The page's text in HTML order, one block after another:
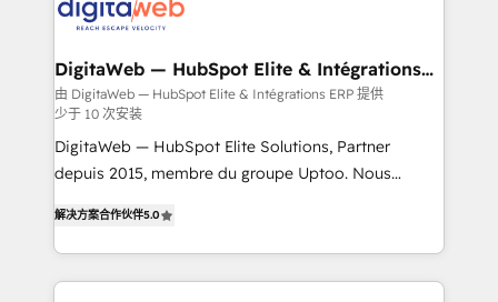
tailored to your GTM motion. 🔹 Migrations: Move
downtime. 🔹 RevOps Strategy: Align teams,
processes, and data to drive revenue efficiency. 🔹
Integrations: Connect HubSpot with your tech stack
for better adoption. 🔹 Custom Solutions: Build
tailored apps, workflows, and configurations. We are
our commitment to data security and compliance. At
OneMetric, we help revenue teams focus on the
OneMetric that matters most: revenue.
DigitaWeb — HubSpot Elite & Intégrations
ERP
由 DigitaWeb — HubSpot Elite & Intégrations ERP 提供
少于 10 次安装
DigitaWeb — HubSpot Elite Solutions, Partner
depuis 2015, membre du groupe Uptoo. Nous
Ventes et Service sur HubSpot grâce à la Revenue
Architecture : alignement des équipes, pipeline
prévisible, croissance mesurable. 🔌 Intégrations
解决方案合作伙伴5.0